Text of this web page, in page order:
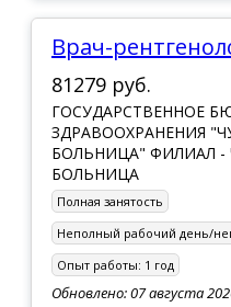
Врач-
81279 руб.
ГОСУДАРСТВЕННОЕ
ЗДРАВООХРАНЕНИЯ
БОЛЬНИЦА" ФИЛИАЛ -
БОЛЬНИЦА
Полная занятость
Неполный рабочий день/
Опыт работы: 1 год
Обновлено: 07 августа